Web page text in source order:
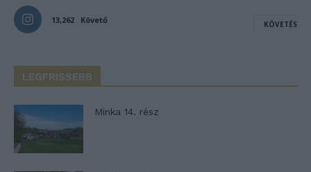
13,262 Követő KÖVETÉS
LEGFRISSEBB
Minka 14. rész